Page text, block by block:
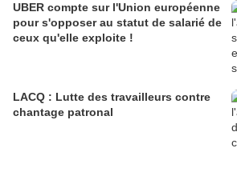
UBER compte sur l'Union européenne
pour s'opposer au statut de salarié de
ceux qu'elle exploite !
LACQ : Lutte des travailleurs contre
chantage patronal